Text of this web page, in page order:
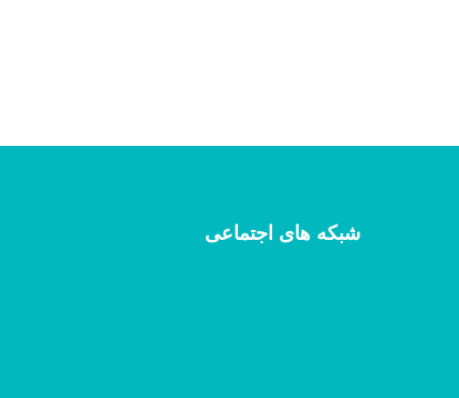
شبکه های اجتماعی